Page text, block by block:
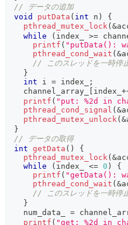
// データの追加
void
putData ( int n )
{
pthread_mutex_lock ( &
while
( index_ >=
printf ( "putData():
pthread_cond_wait ( &
// このスレッドを一時停
}
int i = index_
;
    channel_array_
index_
printf ( "put: %2d in
pthread_cond_signal ( &
pthread_mutex_unlock ( &
}
// データの取得
int getData ( )
{
pthread_mutex_lock ( &
while
( index_ <= 0 )
{
printf ( "getData():
pthread_cond_wait ( &
// このスレッドを一時停
}
    num_data_
=
printf ( "get: %2d in